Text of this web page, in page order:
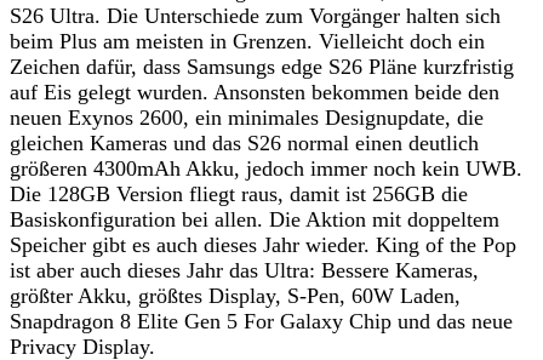
S26 Ultra. Die Unterschiede zum Vorgänger halten sich
beim Plus am meisten in Grenzen. Vielleicht doch ein
Zeichen dafür, dass Samsungs edge S26 Pläne kurzfristig
auf Eis gelegt wurden. Ansonsten bekommen beide den
neuen Exynos 2600, ein minimales Designupdate, die
gleichen Kameras und das S26 normal einen deutlich
größeren 4300mAh Akku, jedoch immer noch kein UWB.
Die 128GB Version fliegt raus, damit ist 256GB die
Basiskonfiguration bei allen. Die Aktion mit doppeltem
Speicher gibt es auch dieses Jahr wieder. King of the Pop
ist aber auch dieses Jahr das Ultra: Bessere Kameras,
größter Akku, größtes Display, S-Pen, 60W Laden,
Snapdragon 8 Elite Gen 5 For Galaxy Chip und das neue
Privacy Display.